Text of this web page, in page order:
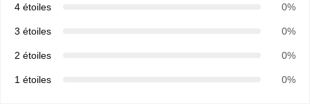
4 étoiles 0%
3 étoiles 0%
2 étoiles 0%
1 étoiles 0%